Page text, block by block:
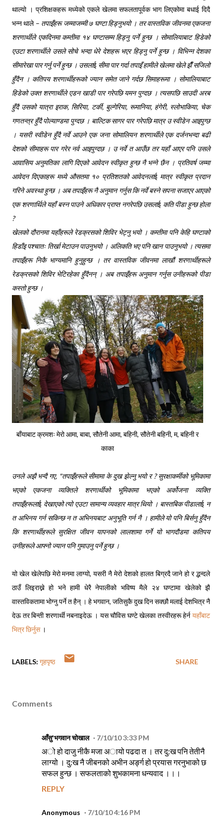
थाल्यो । प्रशिक्षकहरू मध्येको एकले खेलमा सफलतापूर्वक भाग लिएकोमा बधाई दिदै
भन्न थाले – तपाइँहरू जम्माजम्मी ७ घण्टा हिड्नुभयो । तर वास्तविक जीवनमा एकजना
शरणार्थीले एकदिनमा कम्तीमा १४ घण्टासम्म हिड्नु पर्ने हुन्छ । सोमालियाबाट हिडेको
एउटा शरणार्थीले उसले सोचे भन्दा धेरे देशहरू भएर हिड्नु पर्ने हुन्छ । विभिन्न देशका
सीमारेखा पार गर्नु पर्ने हुन्छ । उसलाई सीमा पार गर्दा तपाइँ हामीले खेलमा खेले झैँ सजिलो
हुँदैन । कतिपय शरणार्थीहरूको ज्यान समेत जाने गर्दछ सिमाहरूमा । सोमालियाबाट
हिडेको उक्त शरणार्थीले एडन खाडी पार गरेपछि यमन पुग्दछ । त्यसपछि साउदी अरब
हुँदै उसको यात्रा इराक, सिरिया, टर्की, बुल्गेरिया, रूमानिया, हंगेरी, स्लोभाकिया, चेक
गणतन्त्र हुँदै पोल्याण्डमा पुग्दछ । बाल्टिक सागर पार गरेपछि मात्र उ स्वीडेन आइपुग्छ
। यसरी स्वीडेन हुँदै नर्वे आउने एक जना सोमालियन शरणार्थीले एक दर्जनभन्दा बढी
देशको सीमाहरू पार गरेर नर्व आइपुग्दछ । उ नर्वे त आउँछ तर यहाँ आएर पनि उसले
आवासिय अनुमतिका लागि दिएको आवेदन स्वीकृत हुन्छ नै भन्ने छैन । प्रतिवर्ष जम्मा
आवेदन दिएकाहरू मध्ये औसतमा १० प्रतिशतको आवेदनलाई मात्र स्वीकृत प्रदान
गरिने अवस्था हुन्छ । अब तपाइँहरू नै अनुमान गर्नुस कि नर्वे बस्ने सपना सजाएर आएको
एक शरणार्थिले यहाँ बस्न पाउने अधिकार प्राप्त नगरेपछि उसलाई कति पीडा हुन्छ होला
?
खेलको दौरानमा यहाँहरूले रेडक्रसको शिविर भेट्नु भयो । कम्तीमा पनि केहि घण्टाको
हिडाँइ पश्चातः तिर्खा मेटाउन पाउनुभयो । अलिकति भए पनि खान पाउनुभयो । त्यसमा
तपाइँहरू निकै भाग्यमानि हुनुहुन्छ । तर वास्तविक जीवनमा लाखौं शरणार्थीहरूले
रेडक्रसको शिविर भेटिरहेका हुँदैनन् । अब तपाइँहरू अनुमान गर्नुस उनीहरूको पीडा
कस्तो हुन्छ ।
बाँयाबाट क्रमशः मेरो आमा, बाबा, सौतेनी आमा, बहिनी, सौतेनी बहिनी, म, बहिनी र
काका
उनले अझै भन्दै गए, "तपाइँहरूले सीमामा के दुख झेल्नु भयो र ? सुरक्षाकर्मीको भूमिकामा
भएको एकजना व्यक्तिले शरणार्थीको भूमिकामा भएको अर्कोजना व्यक्ति
तपाइँहरूलाई देखाएको त्यो एउटा सामान्य व्यवहार मात्र थियो । बास्तबिक पीडालाई न
त अभिनय गर्न सकिन्छ न त अभिनयबाट अनुभूति गर्न नै । हामीले यो पनि बिर्सनु हुँदैन
कि शरणार्थीहरूले सुरक्षित जीवन यापनको लालशामा गर्ने यो भागदौडमा कतिपय
उनीहरूले आफ्नो ज्यान पनि गुमाउनु पर्ने हुन्छ ।
यो खेल खेलेपछि मेरो मनमा लाग्यो, यसरी नै मेरो देशको हालत बिग्रदै जाने हो र द्भन्दले
ठाउँ लिइराख्ने हो भने हामी धेरै नेपालीको भविष्य मैले २४ घण्टामा खेलेको झै
वास्तविकतामा भोग्नु पर्ने त हैन् । हे भगवान, जतिसुकै दुख दिन सक्छौ मलाई देशभित्र नै
देऊ तर बिन्ती शरणार्थी नबनाइदेऊ । यस चौविस घण्टे खेलका तस्वीरहरू हेर्न यहाँबाट
भित्र छिर्नुस।
LABELS: गृहपृष्ठ SHARE
Comments
आँसु'भगवान चोखाल 7/10/10 3:33 PM
अो हो दाजु नीकै मजा अायो पढदा त । तर दु:ख पनि तेतीनै
लाग्यो । दु:ख नै जीबनको अभीन अर्ङ्ग हो प्रयास गरनुभाको छ
सफल हुन्छ । सफलताको शुभकामना धन्यवाद ।।।
REPLY
Anonymous 7/10/10 4:16 PM